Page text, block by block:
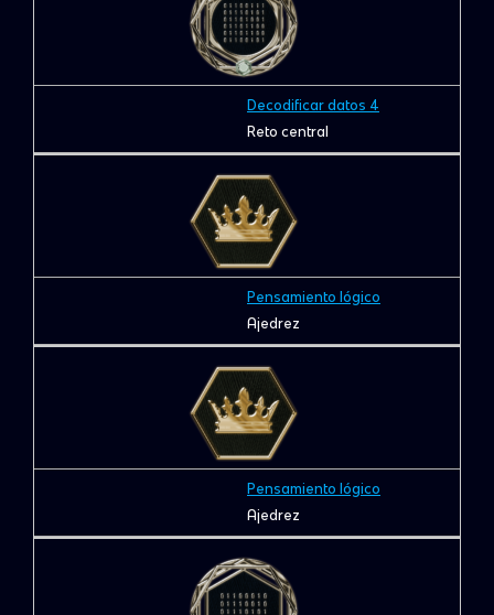
Decodificar datos 4
Reto central
Pensamiento lógico
Ajedrez
Pensamiento lógico
Ajedrez